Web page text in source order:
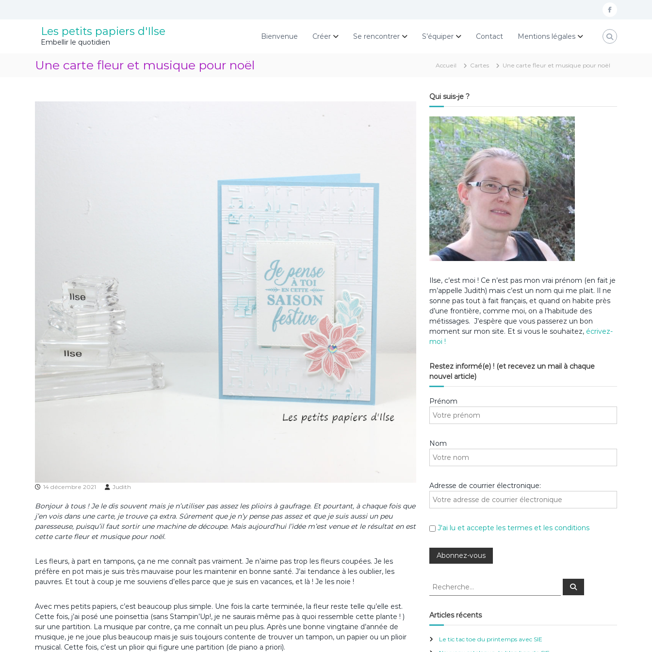
f
c
Les petits papiers d'Ilse
Embellir le quotidien
Bienvenue Créer Se rencontrer S’équiper Contact Mentions légales
Une carte fleur et musique pour noël Accueil Cartes Une carte fleur et musique pour noël
14 décembre 2021 Judith
Bonjour à tous ! Je le dis souvent mais je n’utiliser pas assez les plioirs à gaufrage. Et pourtant, à chaque fois que
j’en vois dans une carte, je trouve ça extra. Sûrement que je n’y pense pas assez et que je suis aussi un peu
paresseuse, puisqu’il faut sortir une machine de découpe. Mais aujourd’hui l’idée m’est venue et le résultat en est
cette carte fleur et musique pour noël.
Les fleurs, à part en tampons, ça ne me connaît pas vraiment. Je n’aime pas trop les fleurs coupées. Je les
préfère en pot mais je suis très mauvaise pour les maintenir en bonne santé. J’ai tendance à les oublier, les
pauvres. Et tout à coup je me souviens d’elles parce que je suis en vacances, et là ! Je les noie !
Avec mes petits papiers, c’est beaucoup plus simple. Une fois la carte terminée, la fleur reste telle qu’elle est.
Cette fois, j’ai posé une poinsettia (sans Stampin’Up!, je ne saurais même pas à quoi ressemble cette plante ! )
sur une partition. La musique par contre, ça me connaît un peu plus. Après une bonne vingtaine d’année de
musique, je ne joue plus beaucoup mais je suis toujours contente de trouver un tampon, un papier ou un plioir
musical. Cette fois, c’est un plioir qui figure une partition (de piano a priori).
Qui suis-je ?
Ilse, c’est moi ! Ce n’est pas mon vrai prénom (en fait je
m’appelle Judith) mais c’est un nom qui me plait. Il ne
sonne pas tout à fait français, et quand on habite près
d’une frontière, comme moi, on a l’habitude des
métissages. J’espère que vous passerez un bon
moment sur mon site. Et si vous le souhaitez, écrivez-
moi !
Restez informé(e) ! (et recevez un mail à chaque
nouvel article)
Prénom
Nom
Adresse de courrier électronique:
J'ai lu et accepte les termes et les conditions
R
h
e
c
R
c
Articles récents
Le tic tac toe du printemps avec SIE